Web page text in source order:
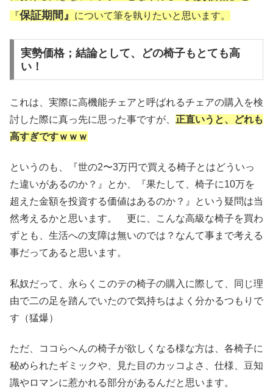
『保証期間』 について筆を執りたいと思います。
実勢価格；結論として、どの椅子もとても高
い！
これは、実際に高機能チェアと呼ばれるチェアの購入を検
討した際に真っ先に思った事ですが、 正直いうと、どれも
高すぎですｗｗｗ
というのも、『世の2〜3万円で買える椅子とはどういっ
た違いがあるのか？』とか、『果たして、椅子に10万を
超えた金額を投資する価値はあるのか？』という疑問は当
然考えるかと思います。 更に、こんな高級な椅子を買わ
ずとも、生活への支障は無いのでは？なんて事まで考える
事だってあると思います。
私奴だって、永らくこのテの椅子の購入に際して、同じ理
由で二の足を踏んでいたので気持ちはよく分かるつもりで
す（猛爆）
ただ、ココらへんの椅子が欲しくなる様な方は、各椅子に
秘められたギミックや、見た目のカッコよさ、仕様、豆知
識やロマンに惹かれる部分があるんだと思います。